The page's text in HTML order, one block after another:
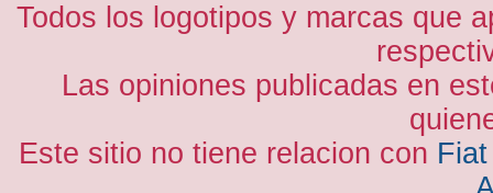
Todos los logotipos y marcas que
Las opiniones publicadas en
Este sitio no tiene relacion con